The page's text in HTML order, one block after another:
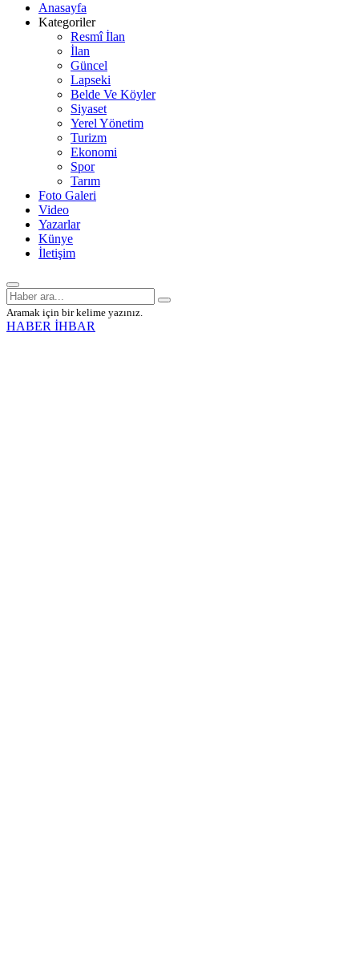
Anasayfa
Kategoriler
Resmî İlan
İlan
Güncel
Lapseki
Belde Ve Köyler
Siyaset
Yerel Yönetim
Turizm
Ekonomi
Spor
Tarım
Foto Galeri
Video
Yazarlar
Künye
İletişim
Aramak için bir kelime yazınız.
HABER İHBAR